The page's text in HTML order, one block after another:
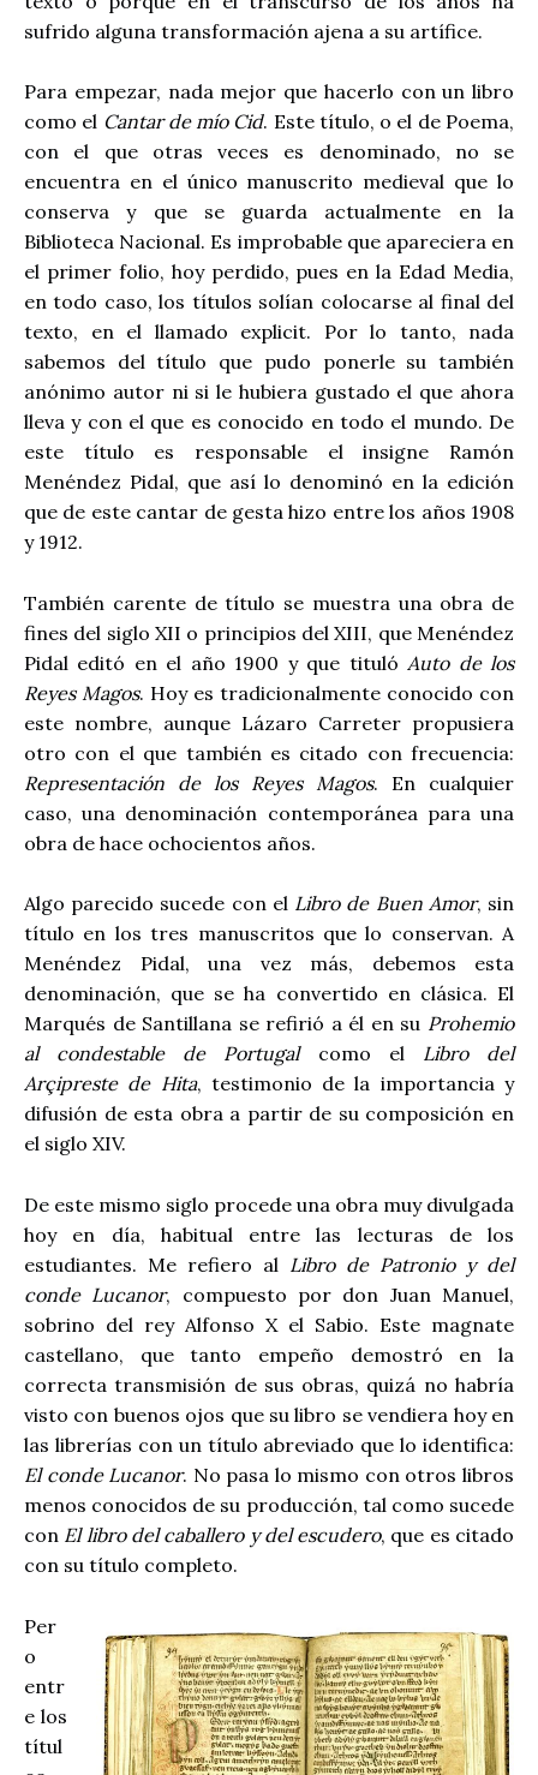
sufrido alguna transformación ajena a su artífice.
Para empezar, nada mejor que hacerlo con un libro
como el Cantar de mío Cid. Este título, o el de Poema,
con el que otras veces es denominado, no se
encuentra en el único manuscrito medieval que lo
conserva y que se guarda actualmente en la
Biblioteca Nacional. Es improbable que apareciera en
el primer folio, hoy perdido, pues en la Edad Media,
en todo caso, los títulos solían colocarse al final del
texto, en el llamado explicit. Por lo tanto, nada
sabemos del título que pudo ponerle su también
anónimo autor ni si le hubiera gustado el que ahora
lleva y con el que es conocido en todo el mundo. De
este título es responsable el insigne Ramón
Menéndez Pidal, que así lo denominó en la edición
que de este cantar de gesta hizo entre los años 1908
y 1912.
También carente de título se muestra una obra de
fines del siglo XII o principios del XIII, que Menéndez
Pidal editó en el año 1900 y que tituló Auto de los
Reyes Magos. Hoy es tradicionalmente conocido con
este nombre, aunque Lázaro Carreter propusiera
otro con el que también es citado con frecuencia:
Representación de los Reyes Magos. En cualquier
caso, una denominación contemporánea para una
obra de hace ochocientos años.
Algo parecido sucede con el Libro de Buen Amor, sin
título en los tres manuscritos que lo conservan. A
Menéndez Pidal, una vez más, debemos esta
denominación, que se ha convertido en clásica. El
Marqués de Santillana se refirió a él en su Prohemio
al condestable de Portugalcomo el Libro del
Arçipreste de Hita, testimonio de la importancia y
difusión de esta obra a partir de su composición en
el siglo XIV.
De este mismo siglo procede una obra muy divulgada
hoy en día, habitual entre las lecturas de los
estudiantes. Me refiero al Libro de Patronio y del
conde Lucanor, compuesto por don Juan Manuel,
sobrino del rey Alfonso X el Sabio. Este magnate
castellano, que tanto empeño demostró en la
correcta transmisión de sus obras, quizá no habría
visto con buenos ojos que su libro se vendiera hoy en
las librerías con un título abreviado que lo identifica:
El conde Lucanor. No pasa lo mismo con otros libros
menos conocidos de su producción, tal como sucede
con El libro del caballero y del escudero, que es citado
con su título completo.
Per
o
entr
e los
títul